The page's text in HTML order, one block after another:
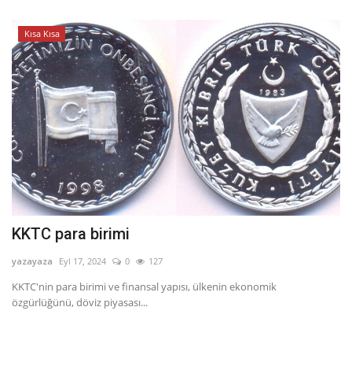
Kısa Kısa
KKTC para birimi
yazayaza Eyl 17, 2024 0 127
KKTC'nin para birimi ve finansal yapısı, ülkenin ekonomik
özgürlüğünü, döviz piyasası...